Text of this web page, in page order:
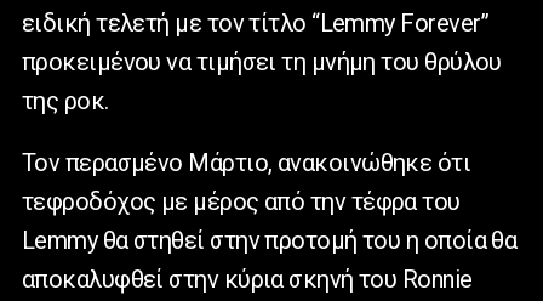
ειδική τελετή με τον τίτλο “Lemmy Forever”
προκειμένου να τιμήσει τη μνήμη του θρύλου
της ροκ.
Τον περασμένο Μάρτιο, ανακοινώθηκε ότι
τεφροδόχος με μέρος από την τέφρα του
Lemmy θα στηθεί στην προτομή του η οποία θα
αποκαλυφθεί στην κύρια σκηνή του Ronnie